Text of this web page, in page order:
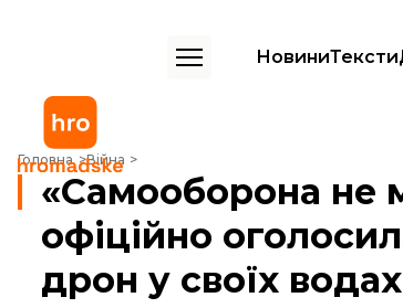
НовиниТексти
Головна Війна
«Самооборона не може виправдати такі дії». Греція
«Самооборона не
офіційно
дрон у своїх водах